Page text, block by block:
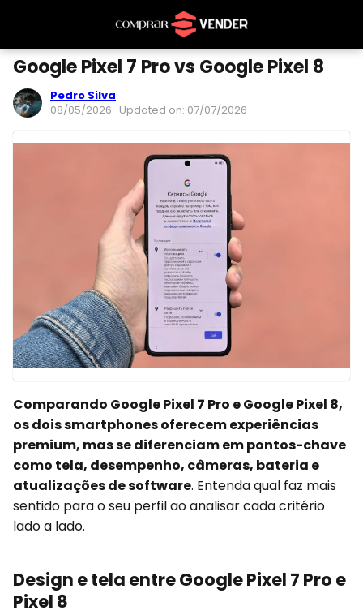
Google Pixel 7 Pro vs Google Pixel 8
Pedro Silva
08/05/2026 · Updated on: 07/07/2026
Comparando Google Pixel 7 Pro e Google Pixel 8,
os dois smartphones oferecem experiências
premium, mas se diferenciam em pontos-chave
como tela, desempenho, câmeras, bateria e
atualizações de software. Entenda qual faz mais
sentido para o seu perfil ao analisar cada critério
lado a lado.
Design e tela entre Google Pixel 7 Pro e
Pixel 8